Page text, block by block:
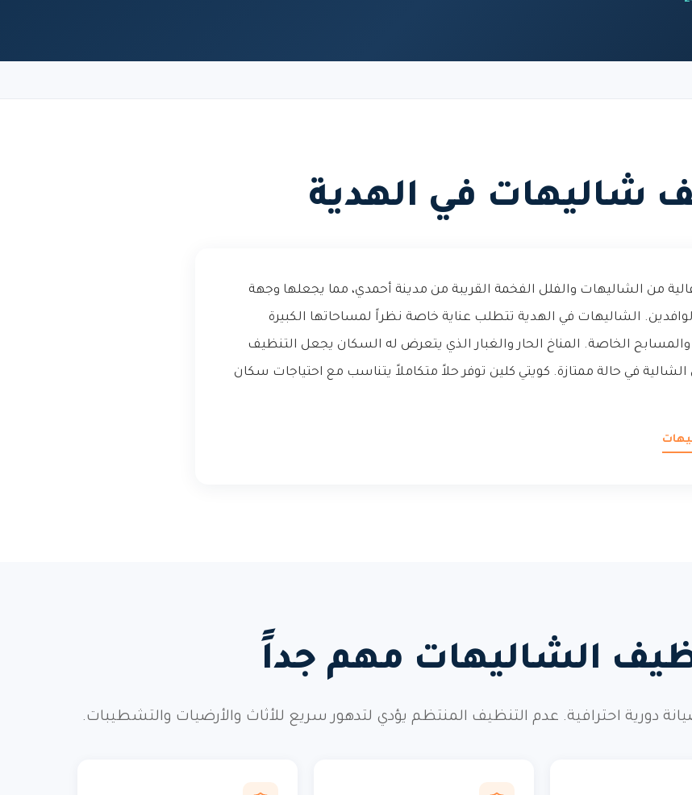
شاليهات في الهدية
من الشاليهات والفلل الفخمة القريبة من مدينة أحمدي، مما يجعلها وجهة
الشاليهات في الهدية تتطلب عناية خاصة نظراً لمساحاتها الكبيرة
والمسابح الخاصة. المناخ الحار والغبار الذي يتعرض له السكان يجعل التنظيف
في حالة ممتازة. كويتي كلين توفر حلاً متكاملاً يتناسب مع احتياجات سكان
الشاليهات مهم جداً
دورية احترافية. عدم التنظيف المنتظم يؤدي لتدهور سريع للأثاث والأرضيات والتشطيبات.